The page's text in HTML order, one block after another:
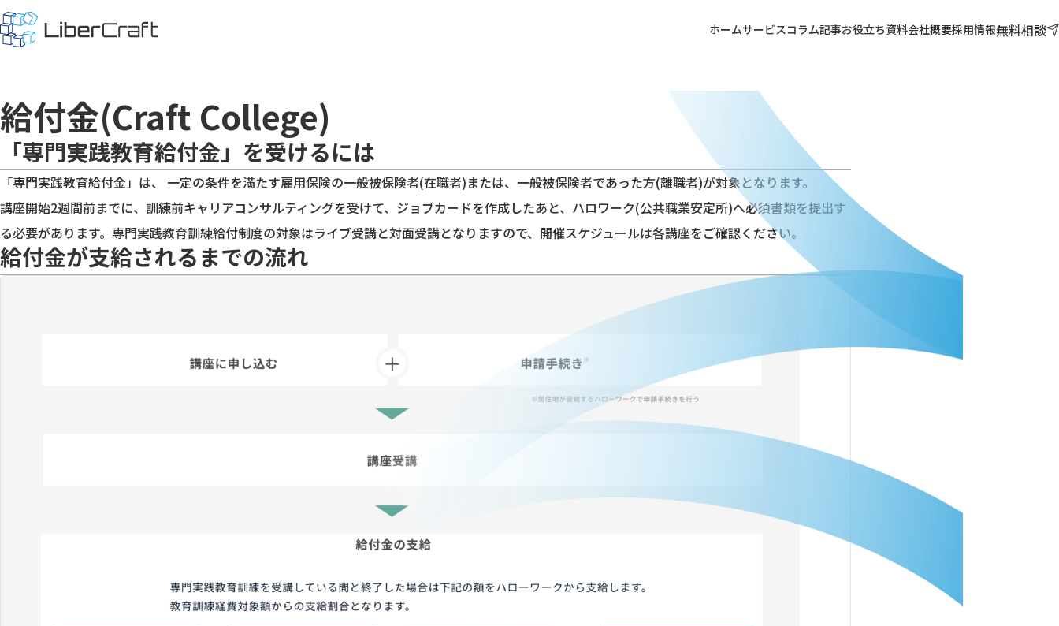
ホームサービスコラム記事お役立ち資料会社概要採用情報無料相談
給付金(Craft College)
「専門実践教育給付金」を受けるには
「専門実践教育給付金」は、 一定の条件を満たす雇用保険の一般被保険者(在職者)または、一般被保険者であった方(離職者)が対象となります。
講座開始2週間前までに、訓練前キャリアコンサルティングを受けて、ジョブカードを作成したあと、ハロワーク(公共職業安定所)へ必須書類を提出す
る必要があります。専門実践教育訓練給付制度の対象はライブ受講と対面受講となりますので、開催スケジュールは各講座をご確認ください。
給付金が支給されるまでの流れ